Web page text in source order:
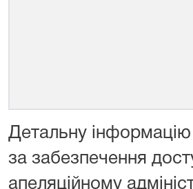
Детальну
за забезпечення
апеляційному